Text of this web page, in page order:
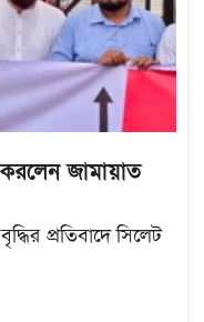
জামায়াত
প্রতিবাদে সিলেট